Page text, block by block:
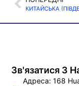
Зв'язатися З
Адреса: 168